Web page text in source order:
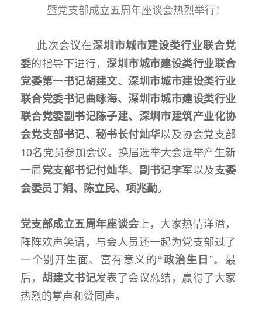
暨党支部成立五周年座谈会热烈举行！
此次会议在深圳市城市建设类行业联合党
委的指导下进行，深圳市城市建设类行业联合
党委第一书记胡建文、深圳市城市建设类行业
联合党委书记曲咏海、深圳市城市建设类行业
联合党委副书记陈子建、深圳市建筑产业化协
会党支部书记、秘书长付灿华以及协会党支部
10名党员参加会议。换届选举大会选举产生新
一届党支部书记付灿华、 副书记李军以及支委
会委员丁娟、陈立民、项兆勤。
党支部成立五周年座谈会 上，大家热情洋溢，
阵阵欢声笑语，与会人员还一起为党支部过了
一个别开生面、富有意义的“政治生日”。最
后， 胡建文书记发表了会议总结，赢得了大家
热烈的掌声和赞同声。